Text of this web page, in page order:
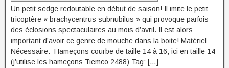
Un petit sedge redoutable en début de saison! Il imite le petit
tricoptère « brachycentrus subnubilus » qui provoque parfois
des éclosions spectaculaires au mois d’avril. Il est alors
important d’avoir ce genre de mouche dans la boite! Matériel
Nécessaire: Hameçons courbe de taille 14 à 16, ici en taille 14
(j’utilise les hameçons Tiemco 2488) Tag: […]